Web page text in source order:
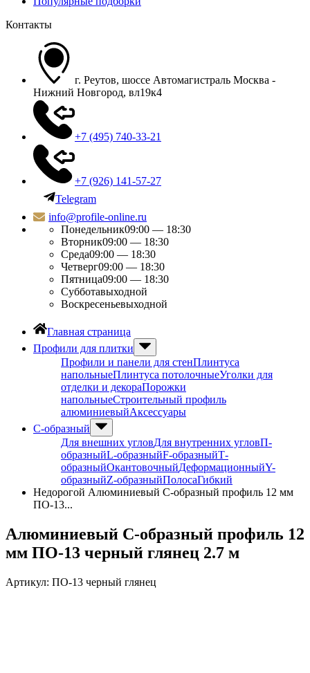
Контакты
г. Реутов, шоссе Автомагистраль Москва -
Нижний Новгород, вл19к4
+7 (495) 740-33-21
+7 (926) 141-57-27
Telegram
info@profile-online.ru
Понедельник09:00 — 18:30
Вторник09:00 — 18:30
Среда09:00 — 18:30
Четверг09:00 — 18:30
Пятница09:00 — 18:30
Субботавыходной
Воскресеньевыходной
Главная страница
Профили для плитки
Профили и панели для стенПлинтуса
напольныеПлинтуса потолочныеУголки для
отделки и декораПорожки
напольныеСтроительный профиль
алюминиевыйАксессуары
С-образный
Для внешних угловДля внутренних угловП-
образныйL-образныйF-образныйТ-
образныйОкантовочныйДеформационныйY-
образныйZ-образныйПолосаГибкий
Недорогой Алюминиевый С-образный профиль 12 мм
ПО-13...
Алюминиевый С-образный профиль 12
мм ПО-13 черный глянец 2.7 м
Артикул: ПО-13 черный глянец